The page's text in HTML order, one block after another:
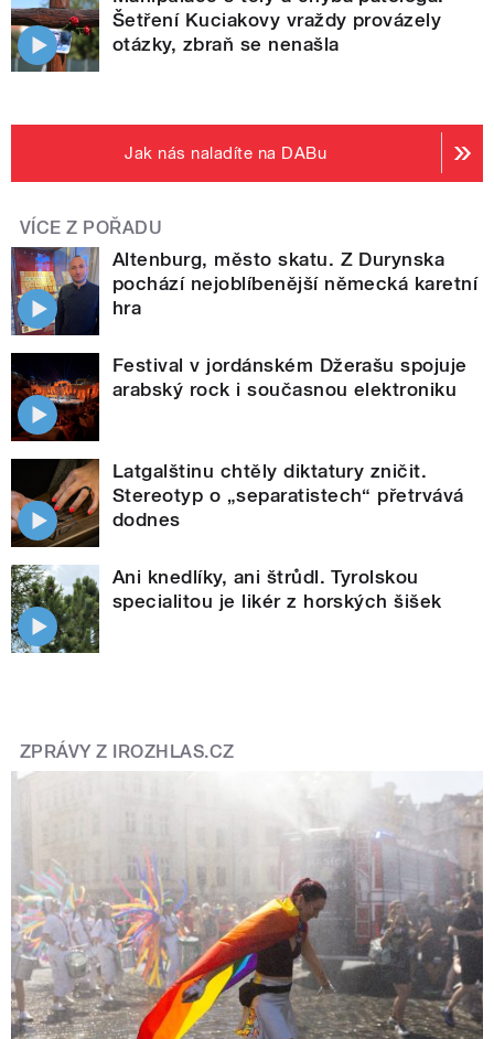
Šetření Kuciakovy vraždy provázely
otázky, zbraň se nenašla
Jak nás naladíte na DABu
VÍCE Z POŘADU
Altenburg, město skatu. Z Durynska
pochází nejoblíbenější německá karetní
hra
Festival v jordánském Džerašu spojuje
arabský rock i současnou elektroniku
Latgalštinu chtěly diktatury zničit.
Stereotyp o „separatistech“ přetrvává
dodnes
Ani knedlíky, ani štrůdl. Tyrolskou
specialitou je likér z horských šišek
ZPRÁVY Z IROZHLAS.CZ